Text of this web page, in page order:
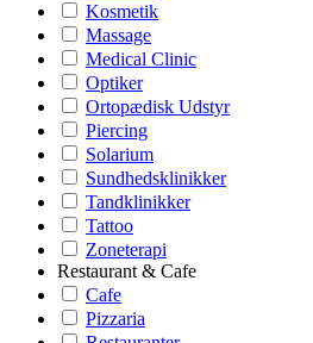
Kosmetik
Massage
Medical Clinic
Optiker
Ortopædisk Udstyr
Piercing
Solarium
Sundhedsklinikker
Tandklinikker
Tattoo
Zoneterapi
Restaurant & Cafe
Cafe
Pizzaria